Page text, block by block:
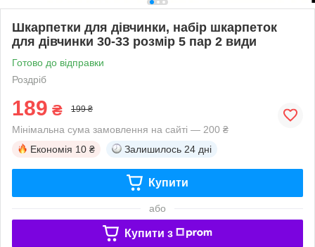
Шкарпетки для дівчинки, набір шкарпеток
для дівчинки 30-33 розмір 5 пар 2 види
Готово до відправки
Роздріб
189 ₴ 199 ₴
Мінімальна сума замовлення на сайті — 200 ₴
Економія 10 ₴ Залишилось 24 дні
Купити
або
Купити з